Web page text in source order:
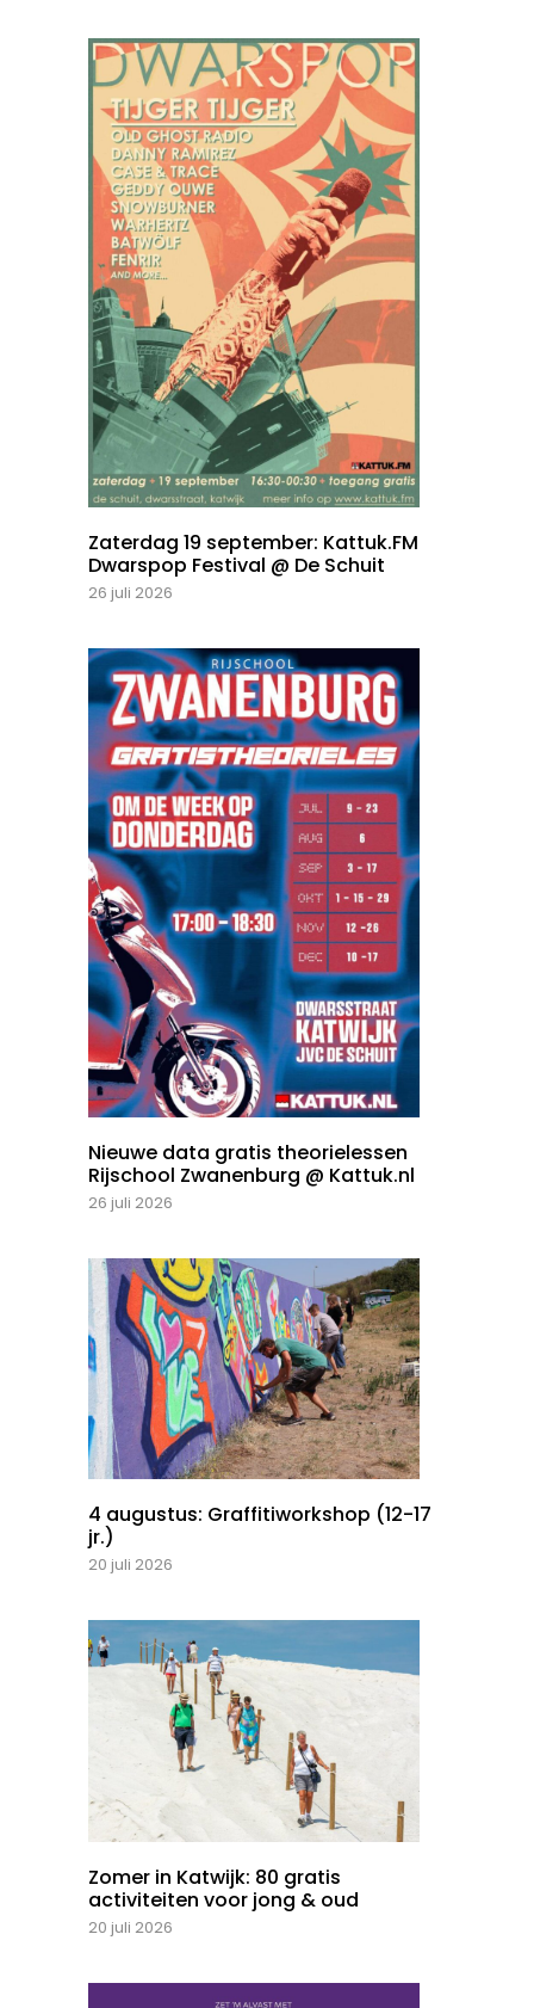
Zaterdag 19 september: Kattuk.FM
Dwarspop Festival @ De Schuit
26 juli 2026
Nieuwe data gratis theorielessen
Rijschool Zwanenburg @ Kattuk.nl
26 juli 2026
4 augustus: Graffitiworkshop (12-17
jr.)
20 juli 2026
Zomer in Katwijk: 80 gratis
activiteiten voor jong & oud
20 juli 2026